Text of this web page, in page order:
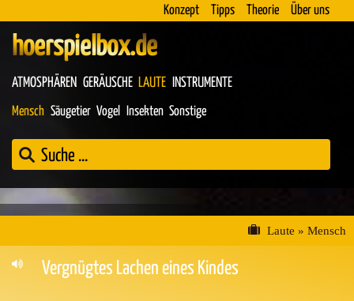
Konzept Tipps Theorie Über uns
hoerspielbox.de
ATMOSPHÄREN GERÄUSCHE LAUTE INSTRUMENTE
Mensch Säugetier Vogel Insekten Sonstige
Laute » Mensch
Vergnügtes Lachen eines Kindes